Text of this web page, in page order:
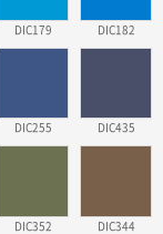
DIC179 DIC182
DIC255 DIC435
DIC352 DIC344